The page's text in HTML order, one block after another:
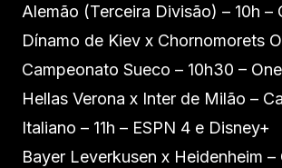
Alemão (Terceira Divisão) – 10h –
Dínamo de Kiev x Chornomorets
Campeonato Sueco – 10h30 –
Hellas Verona x Inter de Milão –
Italiano – 11h – ESPN 4 e Disney+
Bayer Leverkusen x Heidenheim